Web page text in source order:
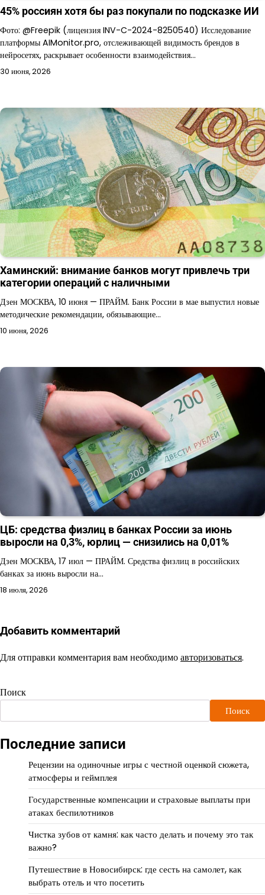
45% россиян хотя бы раз покупали по подсказке ИИ
Фото: @Freepik (лицензия INV-C-2024-8250540) Исследование
платформы AIMonitor.pro, отслеживающей видимость брендов в
нейросетях, раскрывает особенности взаимодействия…
30 июня, 2026
Хаминский: внимание банков могут привлечь три
категории операций с наличными
Дзен МОСКВА, 10 июня — ПРАЙМ. Банк России в мае выпустил новые
методические рекомендации, обязывающие…
10 июня, 2026
ЦБ: средства физлиц в банках России за июнь
выросли на 0,3%, юрлиц — снизились на 0,01%
Дзен МОСКВА, 17 июл — ПРАЙМ. Средства физлиц в российских
банках за июнь выросли на…
18 июля, 2026
Добавить комментарий
Для отправки комментария вам необходимоавторизоваться.
Поиск
Поиск
Последние записи
Рецензии на одиночные игры с честной оценкой сюжета,
атмосферы и геймплея
Государственные компенсации и страховые выплаты при
атаках беспилотников
Чистка зубов от камня: как часто делать и почему это так
важно?
Путешествие в Новосибирск: где сесть на самолет, как
выбрать отель и что посетить